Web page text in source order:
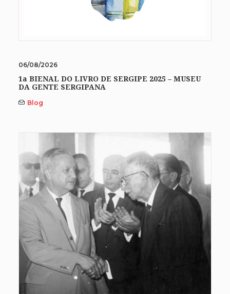
06/08/2026
1a BIENAL DO LIVRO DE SERGIPE 2025 – MUSEU
DA GENTE SERGIPANA
Blog